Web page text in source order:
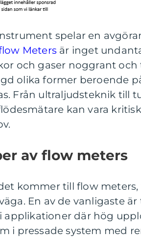
spelar en
Meters är inget
och gaser noggrant
olika former beroende
Från ultraljudsteknik till
kan vara
av flow meters
kommer till flow
En av de vanligaste
applikationer där hög
i pressade system med